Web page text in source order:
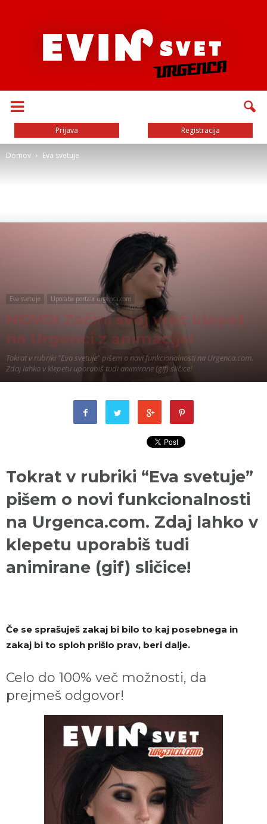
Prijava Registracija
Domov Eva svetuje
Eva svetuje Uporaba portala urgenca.com
NOVO! Začini svoj vroč klepet
na Urgenci z animacijo!
Tokrat v rubriki "Eva svetuje" pišem o novi funkcionalnosti na Urgenca.com.
Zdaj lahko v klepetu uporabiš tudi animirane (gif) sličice!
Tokrat v rubriki “Eva svetuje”
pišem o novi funkcionalnosti
na Urgenca.com. Zdaj lahko v
klepetu uporabiš tudi
animirane (gif) sličice!
Če se sprašuješ zakaj bi bilo to kaj posebnega in
zakaj bi to sploh prišlo prav, beri dalje.
Celo do 100% več možnosti, da
prejmeš odgovor!